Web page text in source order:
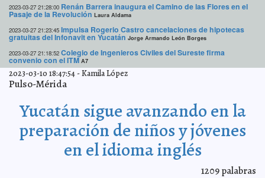
2023-03-27 21:28:00 Renán Barrera inaugura el Camino de las Flores en el
Pasaje de la Revolución Laura Aldama
2023-03-27 21:23:45 Impulsa Rogerio Castro cancelaciones de hipotecas
gratuitas del Infonavit en Yucatán Jorge Armando León Borges
2023-03-27 21:18:52 Colegio de Ingenieros Civiles del Sureste firma
convenio con el ITM A7
2023-03-25 18:20:25 Renán Barrera previene el delito y las adicciones en la
niñez y la juventud
Francisco del Toral
Dile “sí” al redondeo Oxxo en favor de niñas, niños y
adolescentes con discapacidad intelectual Javier W. López Madera
Trabajadores formales por debajo de la línea de
bienestar : Uady Jorge Armando León Borges
Yucatán, listo para participar en el Tianguis Turístico de
2023-03-10 18:47:54-Kamila López
Pulso-Mérida
Yucatán sigue avanzando en la
preparación de niños y jóvenes
en el idioma inglés
1209palabras